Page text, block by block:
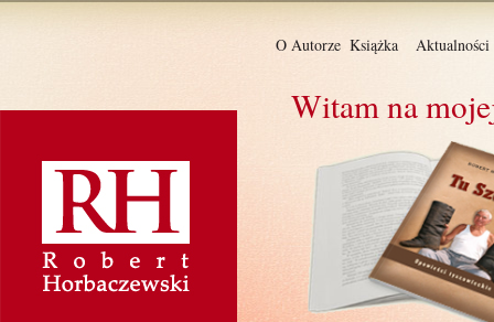
O Autorze Książka Aktualności
Witam na